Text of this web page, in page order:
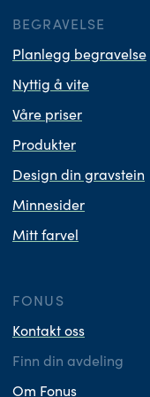
BEGRAVELSE
Planlegg begravelse
Nyttig å vite
Våre priser
Produkter
Design din gravstein
Minnesider
Mitt farvel
FONUS
Kontakt oss
Finn din avdeling
Om Fonus